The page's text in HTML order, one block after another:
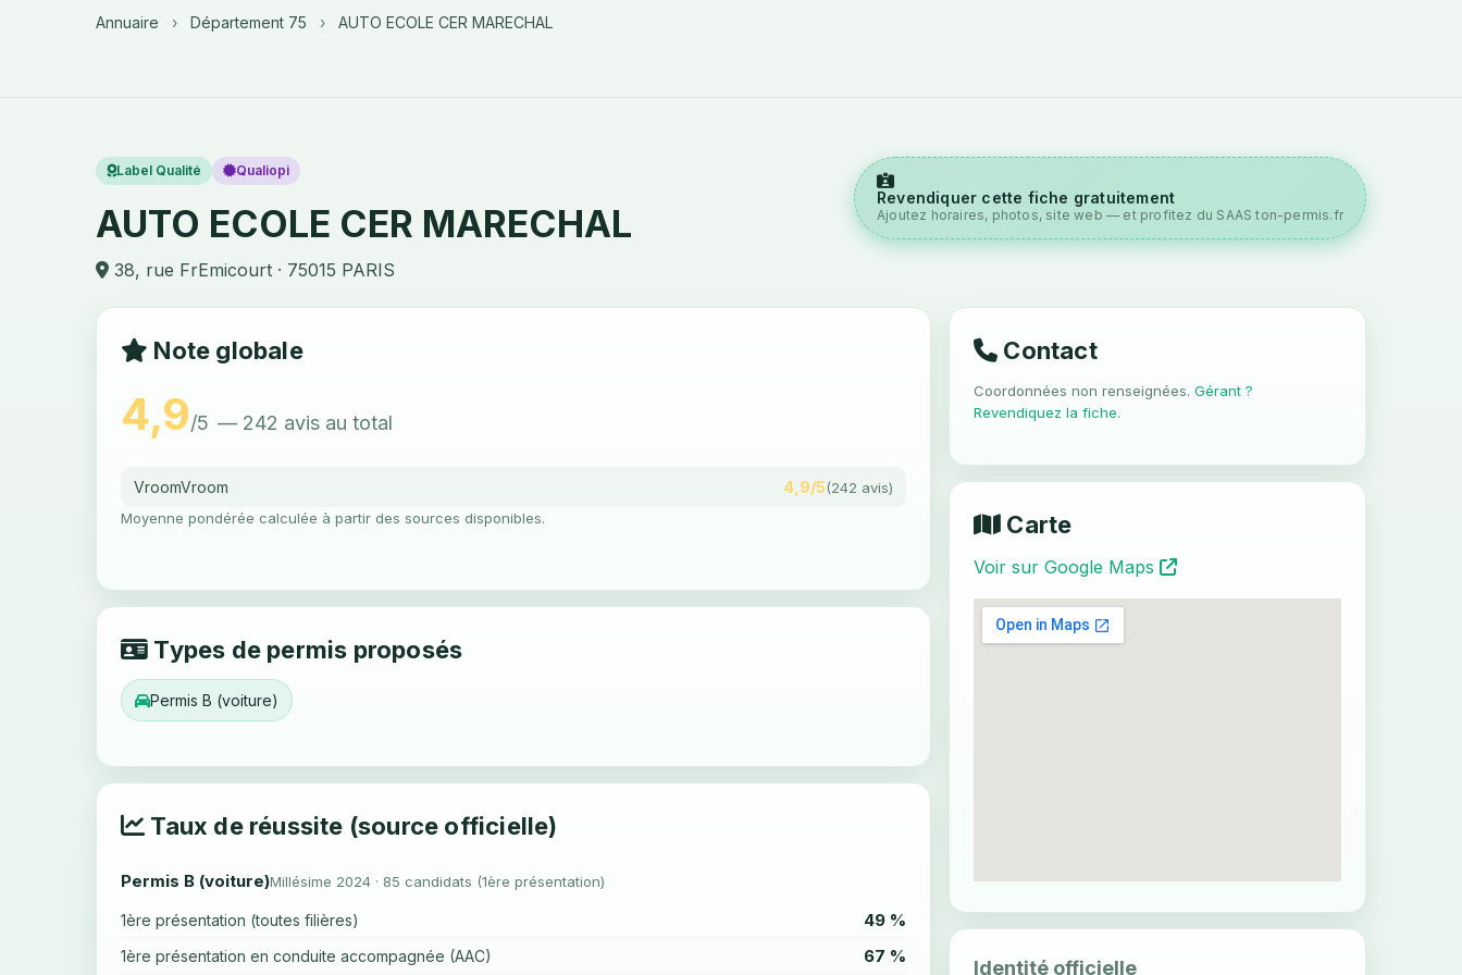
Annuaire › Département 75 › AUTO ECOLE CER MARECHAL
Label Qualité Qualiopi
AUTO ECOLE CER MARECHAL
38, rue FrEmicourt · 75015 PARIS
Revendiquer cette fiche gratuitement
Ajoutez horaires, photos, site web — et profitez du SAAS ton-permis.fr
Note globale
4,9/5 — 242 avis au total
VroomVroom 4,9/5(242 avis)
Moyenne pondérée calculée à partir des sources disponibles.
Types de permis proposés
Permis B (voiture)
Taux de réussite (source officielle)
Permis B (voiture)Millésime 2024 · 85 candidats (1ère présentation)
1ère présentation (toutes filières) 49 %
1ère présentation en conduite accompagnée (AAC) 67 %
Contact
Coordonnées non renseignées. Gérant ?
Revendiquez la fiche.
Carte
Voir sur Google Maps
Identité officielle